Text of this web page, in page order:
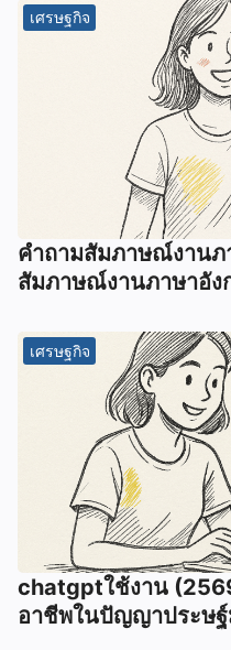
เศรษฐกิจ
คําถามสัมภาษณ์งานภ
สัมภาษณ์งานภาษาอัง
เศรษฐกิจ
chatgptใช้งาน
อาชีพในปัญญาประษ